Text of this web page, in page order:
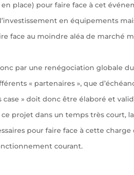
place) pour faire face à cet
en équipements
face au moindre aléa de marché
par une renégociation globale
« partenaires », que
case » doit donc être élaboré et
projet dans un temps très court,
pour faire face à cette
courant.